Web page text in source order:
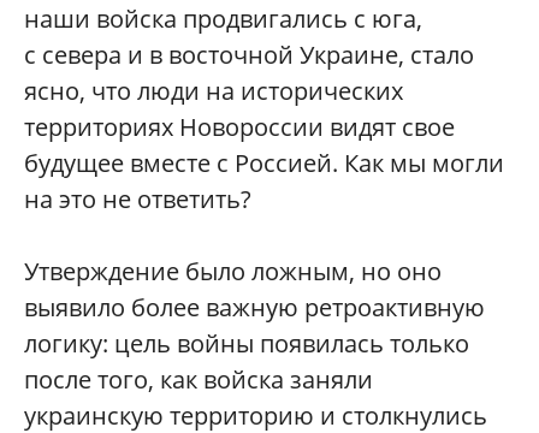
наши войска продвигались с юга,
с севера и в восточной Украине, стало
ясно, что люди на исторических
территориях Новороссии видят свое
будущее вместе с Россией. Как мы могли
на это не ответить?
Утверждение было ложным, но оно
выявило более важную ретроактивную
логику: цель войны появилась только
после того, как войска заняли
украинскую территорию и столкнулись